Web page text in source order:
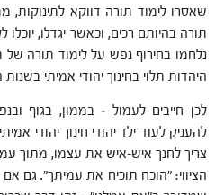
שאסרו לימוד תורה דווקא
תורה בהיותם רכים, וכאשר יגדלו, יוכלו
נלחמו בחירוף נפש על לימוד תורה של
היהדות תלוי בחינוך יהודי אמיתי בשנות
לכן חייבים לעמול – בממון, בגוף
להעניק לעוד ילד יהודי חינוך יהודי
צריך לחנך איש-איש את עצמו, מתוך
הציווי: "הוכח תוכיח את עמיתך". גם אם